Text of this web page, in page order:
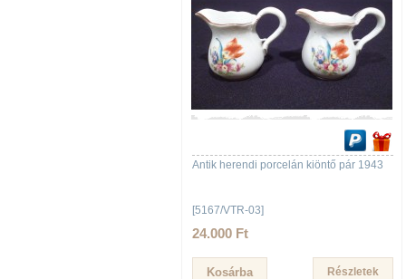
Antik herendi porcelán kiöntő pár 1943
[5167/VTR-03]
24.000 Ft
Részletek